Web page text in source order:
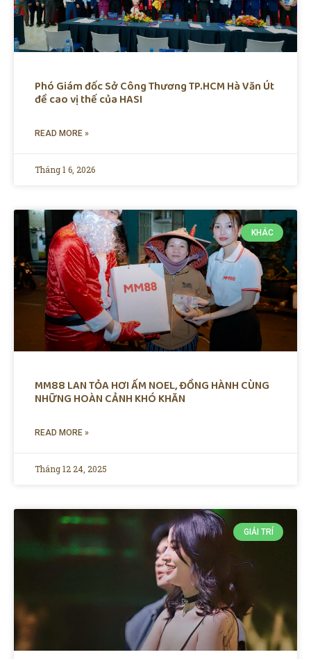
Phó Giám đốc Sở Công Thương TP.HCM Hà Văn Út
đề cao vị thế của HASI
READ MORE »
Tháng 1 6, 2026
KHÁC
MM88 LAN TỎA HƠI ẤM NOEL, ĐỒNG HÀNH CÙNG
NHỮNG HOÀN CẢNH KHÓ KHĂN
READ MORE »
Tháng 12 24, 2025
GIẢI TRÍ